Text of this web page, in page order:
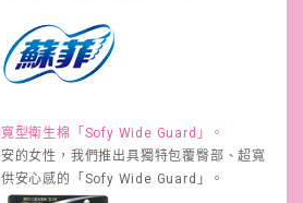
型衛生棉「Sofy Wide Guard」。
的女性，我們推出具獨特包覆臀部、超寬
安心感的「Sofy Wide Guard」。